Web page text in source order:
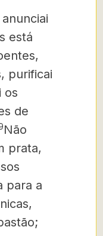
está
purificai
os
de
Não
prata,
para a